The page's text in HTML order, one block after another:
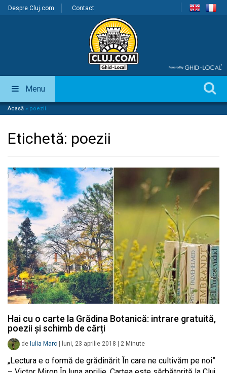
Despre Cluj.com Contact
Menu
Acasă » poezii
Etichetă: poezii
Hai cu o carte la Grădina Botanică: intrare gratuită,
poezii și schimb de cărți
de Iulia Marc luni, 23 aprilie 2018 2 Minute
„Lectura e o formă de grădinărit În care ne cultivăm pe noi”